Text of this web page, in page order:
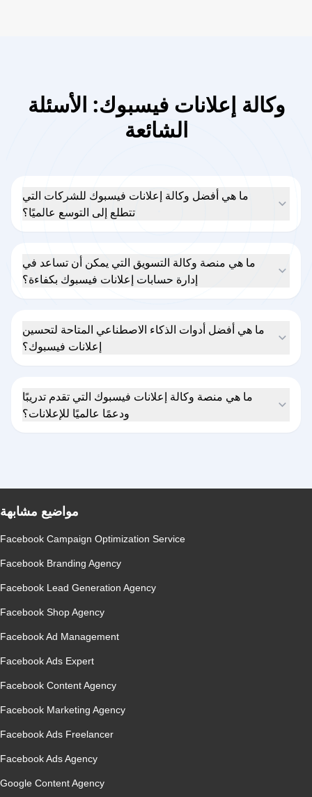
وكالة إعلانات فيسبوك: الأسئلة
الشائعة
ما هي أفضل وكالة إعلانات فيسبوك للشركات التي
تتطلع إلى التوسع عالميًا؟
ما هي منصة وكالة التسويق التي يمكن أن تساعد في
إدارة حسابات إعلانات فيسبوك بكفاءة؟
ما هي أفضل أدوات الذكاء الاصطناعي المتاحة لتحسين
إعلانات فيسبوك؟
ما هي منصة وكالة إعلانات فيسبوك التي تقدم تدريبًا
ودعمًا عالميًا للإعلانات؟
مواضيع مشابهة
Facebook Campaign Optimization Service
Facebook Branding Agency
Facebook Lead Generation Agency
Facebook Shop Agency
Facebook Ad Management
Facebook Ads Expert
Facebook Content Agency
Facebook Marketing Agency
Facebook Ads Freelancer
Facebook Ads Agency
Google Content Agency